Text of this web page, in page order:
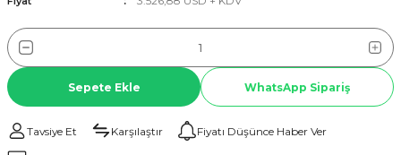
Sepete Ekle WhatsApp Sipariş
Tavsiye Et Karşılaştır Fiyatı Düşünce Haber Ver